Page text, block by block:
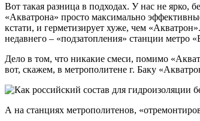
Вот такая разница в подходах. У нас не ярко,
«Акватрона» просто максимально
кстати, и герметизирует хуже, чем
недавнего – «подзатопления» станции метро
Дело в том, что никакие смеси, помимо
вот, скажем, в метрополитене г. Баку
А на станциях метрополитенов,